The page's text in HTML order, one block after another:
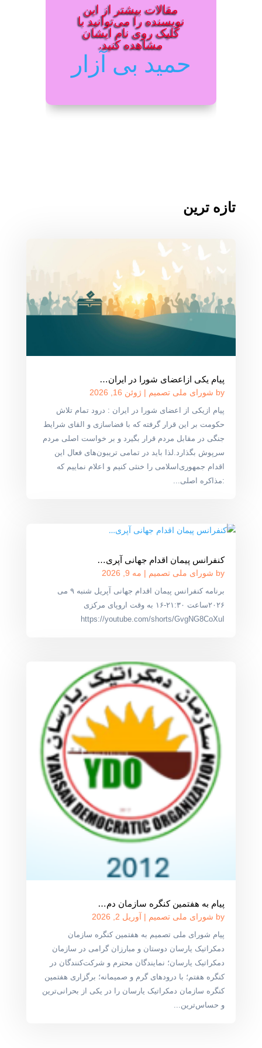
مقالات بیشتر از این
نویسنده را می‌توانید با
کلیک روی نام ایشان
مشاهده کنید.
حمید بی آزار
تازه ترین
پیام یکی ازاعضای شورا در ایران…
by شورای ملی تصمیم | ژوئن 16, 2026
پیام ازیکی از اعضای شورا در ایران : درود تمام تلاش
حکومت بر این قرار گرفته که با فضاسازی و القای شرایط
جنگی در مقابل مردم قرار بگیرد و بر خواست اصلی مردم
سرپوش بگذارد.لذا باید در تمامی تریبون‌های فعال این
اقدام جمهوری‌اسلامی را خنثی کنیم و اعلام نماییم که
:مذاکره اصلی...
کنفرانس پیمان اقدام جهانی آپری…
by شورای ملی تصمیم | مه 9, 2026
برنامه کنفرانس پیمان اقدام جهانی آپریل شنبه ۹ می
۲۰۲۶ساعت ۲۱:۳۰-۱۶ به وقت اروپای مرکزی
https://youtube.com/shorts/GvgNG8CoXuI
پیام به هفتمین کنگره سازمان دم…
by شورای ملی تصمیم | آوریل 2, 2026
پیام شورای ملی تصمیم به هفتمین کنگره سازمان
دمکراتیک یارسان دوستان و مبارزان گرامی در سازمان
دمکراتیک یارسان؛ نمایندگان محترم و شرکت‌کنندگان در
کنگره هفتم؛ با درودهای گرم و صمیمانه؛ برگزاری هفتمین
کنگره سازمان دمکراتیک یارسان را در یکی از بحرانی‌ترین
و حساس‌ترین...